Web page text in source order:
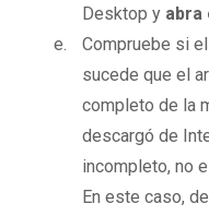
Desktop y abra
Compruebe si
sucede que el
completo de la
descargó de
incompleto, no
En este caso,